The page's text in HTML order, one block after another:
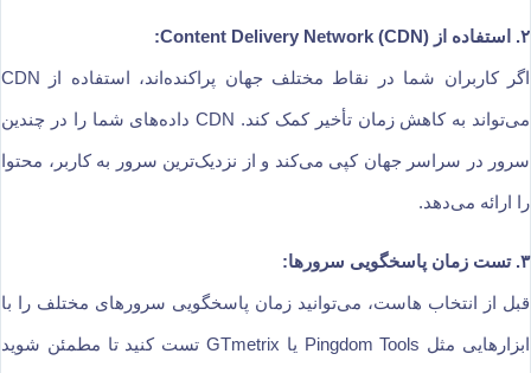
۲. استفاده از Content Delivery Network (CDN):
اگر کاربران شما در نقاط مختلف جهان پراکنده‌اند، استفاده از CDN
می‌تواند به کاهش زمان تأخیر کمک کند. CDN داده‌های شما را در چندین
سرور در سراسر جهان کپی می‌کند و از نزدیک‌ترین سرور به کاربر، محتوا
را ارائه می‌دهد.
۳. تست زمان پاسخگویی سرورها:
قبل از انتخاب هاست، می‌توانید زمان پاسخگویی سرورهای مختلف را با
ابزارهایی مثل Pingdom Tools یا GTmetrix تست کنید تا مطمئن شوید